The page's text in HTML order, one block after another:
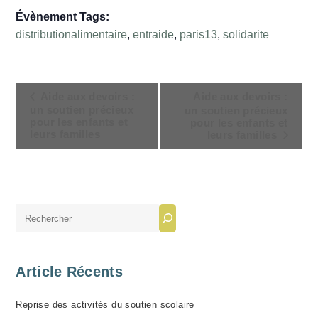
Évènement Tags:
distributionalimentaire,entraide, paris13,solidarite
I
N
V
Article Récents
Reprise des activités du soutien scolaire